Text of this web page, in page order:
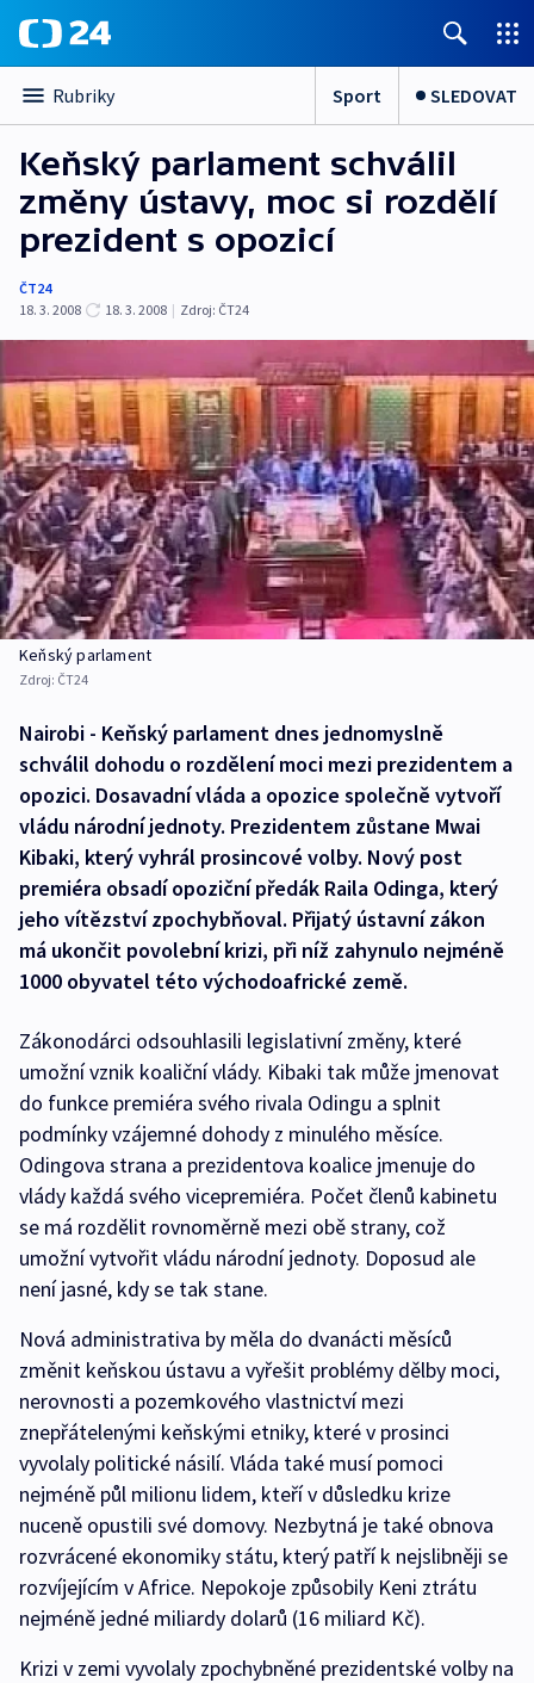
Rubriky Sport SLEDOVAT
Keňský parlament schválil
změny ústavy, moc si rozdělí
prezident s opozicí
ČT24
18. 3. 2008
18. 3. 2008 | Zdroj: ČT24
Keňský parlament
Zdroj: ČT24
Nairobi - Keňský parlament dnes jednomyslně
schválil dohodu o rozdělení moci mezi prezidentem a
opozici. Dosavadní vláda a opozice společně vytvoří
vládu národní jednoty. Prezidentem zůstane Mwai
Kibaki, který vyhrál prosincové volby. Nový post
premiéra obsadí opoziční předák Raila Odinga, který
jeho vítězství zpochybňoval. Přijatý ústavní zákon
má ukončit povolební krizi, při níž zahynulo nejméně
1000 obyvatel této východoafrické země.
Zákonodárci odsouhlasili legislativní změny, které
umožní vznik koaliční vlády. Kibaki tak může jmenovat
do funkce premiéra svého rivala Odingu a splnit
podmínky vzájemné dohody z minulého měsíce.
Odingova strana a prezidentova koalice jmenuje do
vlády každá svého vicepremiéra. Počet členů kabinetu
se má rozdělit rovnoměrně mezi obě strany, což
umožní vytvořit vládu národní jednoty. Doposud ale
není jasné, kdy se tak stane.
Nová administrativa by měla do dvanácti měsíců
změnit keňskou ústavu a vyřešit problémy dělby moci,
nerovnosti a pozemkového vlastnictví mezi
znepřátelenými keňskými etniky, které v prosinci
vyvolaly politické násilí. Vláda také musí pomoci
nejméně půl milionu lidem, kteří v důsledku krize
nuceně opustili své domovy. Nezbytná je také obnova
rozvrácené ekonomiky státu, který patří k nejslibněji se
rozvíjejícím v Africe. Nepokoje způsobily Keni ztrátu
nejméně jedné miliardy dolarů (16 miliard Kč).
Krizi v zemi vyvolaly zpochybněné prezidentské volby na